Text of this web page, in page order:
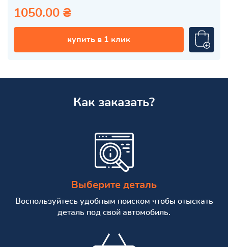
1050.00 ₴
купить в 1 клик
Как заказать?
Выберите деталь
Воспользуйтесь удобным поиском чтобы отыскать
деталь под свой автомобиль.